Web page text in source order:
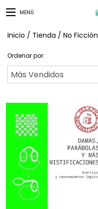
MENÚ
Inicio / Tienda / No Ficción
Ordenar por: